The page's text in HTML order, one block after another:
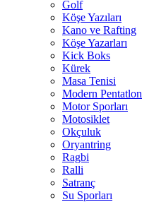
Golf
Köşe Yazıları
Kano ve Rafting
Köşe Yazarları
Kick Boks
Kürek
Masa Tenisi
Modern Pentatlon
Motor Sporları
Motosiklet
Okçuluk
Oryantring
Ragbi
Ralli
Satranç
Su Sporları